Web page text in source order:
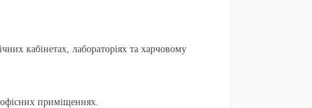
кабінетах, лабораторіях та харчовому
приміщеннях.